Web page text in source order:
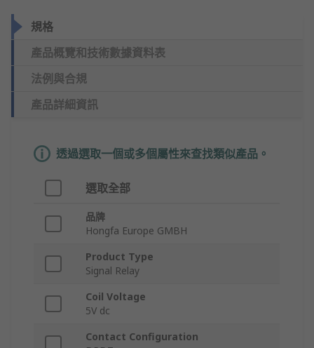
規格
產品概覽和技術數據資料表
法例與合規
產品詳細資訊
透過選取一個或多個屬性來查找類似產品。
選取全部
品牌
Hongfa Europe GMBH
Product Type
Signal Relay
Coil Voltage
5V dc
Contact Configuration